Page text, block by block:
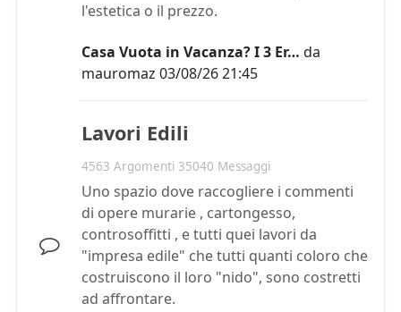
l'estetica o il prezzo.
Casa Vuota in Vacanza? I 3 Er… da
mauromaz 03/08/26 21:45
Lavori Edili
4563 Argomenti 35040 Messaggi
Uno spazio dove raccogliere i commenti
di opere murarie , cartongesso,
controsoffitti , e tutti quei lavori da
"impresa edile" che tutti quanti coloro che
costruiscono il loro "nido", sono costretti
ad affrontare.